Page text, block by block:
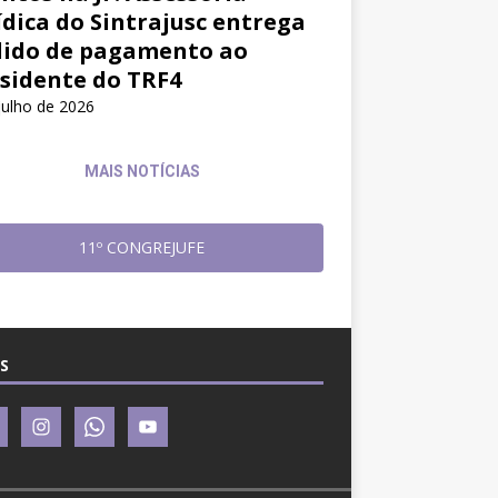
do Sintrajusc entrega
de pagamento ao
do TRF4
de 2026
MAIS NOTÍCIAS
11º CONGREJUFE